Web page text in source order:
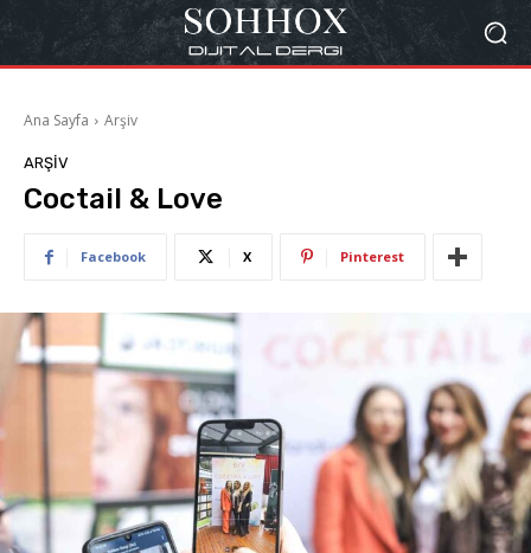
Ana Sayfa Arşiv
ARŞIV
Coctail & Love
Facebook X Pinterest